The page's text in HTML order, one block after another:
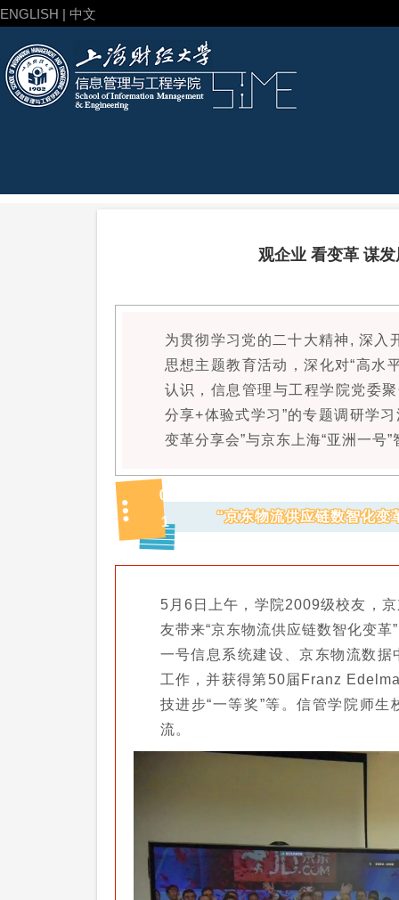
ENGLISH | 中文
观企业 看变革 谋
为贯彻学习党的二十大精神, 深入
思想主题教育活动，深化对“高水
认识，信息管理与工程学院党委
分享+体验式学习”的专题调研学
变革分享会”与京东上海“亚洲一号
0
1 “京东物流供应链数智化变
5月6日上午，学院2009级校友，
友带来“京东物流供应链数智化变
一号信息系统建设、京东物流数
工作，并获得第50届Franz
技进步“一等奖”等。信管学院师
流。